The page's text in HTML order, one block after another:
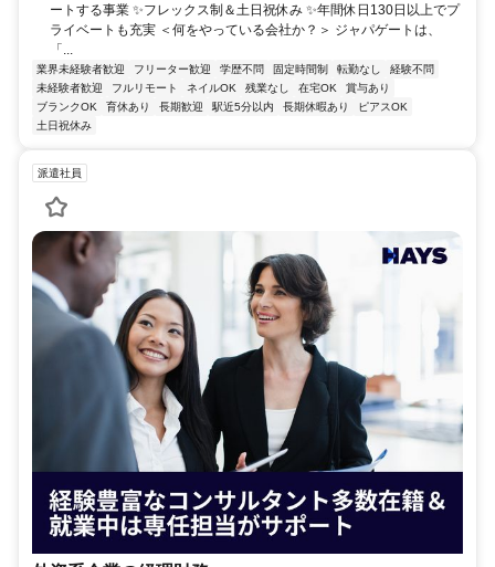
ートする事業 ✨フレックス制＆土日祝休み ✨年間休日130日以上でプ
ライベートも充実 ＜何をやっている会社か？＞ ジャパゲートは、
「...
業界未経験者歓迎 フリーター歓迎 学歴不問 固定時間制 転勤なし
経験不問
未経験者歓迎
フルリモート ネイルOK 残業なし 在宅OK
賞与あり
ブランクOK
育休あり 長期歓迎 駅近5分以内 長期休暇あり
ピアスOK
土日祝休み
派遣社員